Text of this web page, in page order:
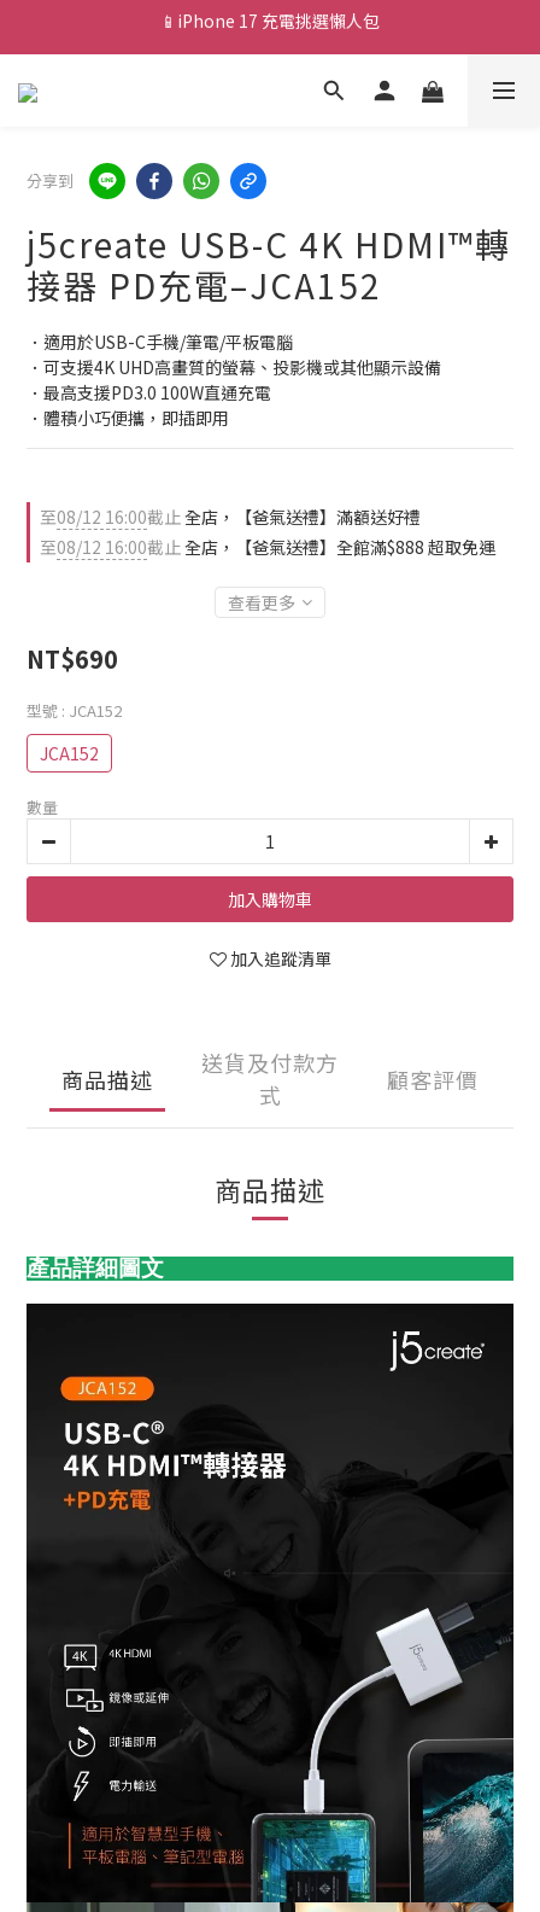
💰新會員送 $88 購物金
🎟️ 去領優惠券 ▶▶
💰新會員送 $88 購物金
分享到
j5create USB-C 4K HDMI™轉
接器 PD充電–JCA152
．適用於USB-C手機/筆電/平板電腦
．可支援4K UHD高畫質的螢幕、投影機或其他顯示設備
．最高支援PD3.0 100W直通充電
．體積小巧便攜，即插即用
至08/12 16:00截止全店，【爸氣送禮】滿額送好禮
至08/12 16:00截止全店，【爸氣送禮】全館滿$888 超取免運
查看更多
NT$690
型號 : JCA152
JCA152
數量
加入購物車
加入追蹤清單
商品描述
送貨及付款方
式
顧客評價
商品描述
產品詳細圖文